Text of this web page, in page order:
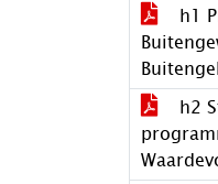
h1
h2